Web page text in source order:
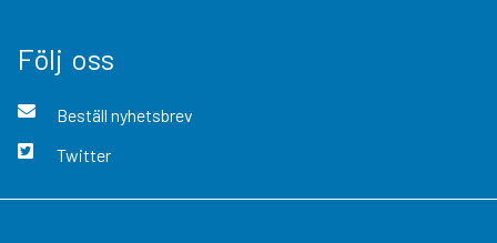
Följ oss
Beställ nyhetsbrev
Twitter